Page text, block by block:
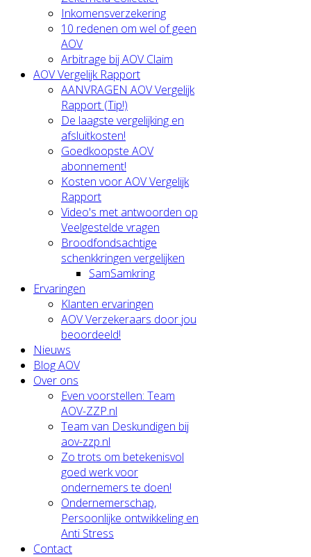
Inkomensverzekering
10 redenen om wel of geen
AOV
Arbitrage bij AOV Claim
AOV Vergelijk Rapport
AANVRAGEN AOV Vergelijk
Rapport (Tip!)
De laagste vergelijking en
afsluitkosten!
Goedkoopste AOV
abonnement!
Kosten voor AOV Vergelijk
Rapport
Video's met antwoorden op
Veelgestelde vragen
Broodfondsachtige
schenkkringen vergelijken
SamSamkring
Ervaringen
Klanten ervaringen
AOV Verzekeraars door jou
beoordeeld!
Nieuws
Blog AOV
Over ons
Even voorstellen: Team
AOV-ZZP.nl
Team van Deskundigen bij
aov-zzp.nl
Zo trots om betekenisvol
goed werk voor
ondernemers te doen!
Ondernemerschap,
Persoonlijke ontwikkeling en
Anti Stress
Contact